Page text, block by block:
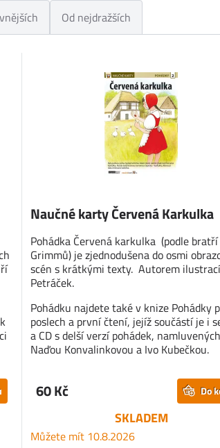
Od nejdražších
Naučné karty Červená Karkulka
Pohádka Červená karkulka (podle bratří
Grimmů) je zjednodušena do osmi
scén s krátkými texty. Autorem
Petráček.
Pohádku najdete také v knize Pohádky
poslech a první čtení, jejíž součástí je i
a CD s delší verzí pohádek,
Naďou Konvalinkovou a Ivo Kubečkou.
60 Kč Do
SKLADEM
Můžete mít 10.8.2026